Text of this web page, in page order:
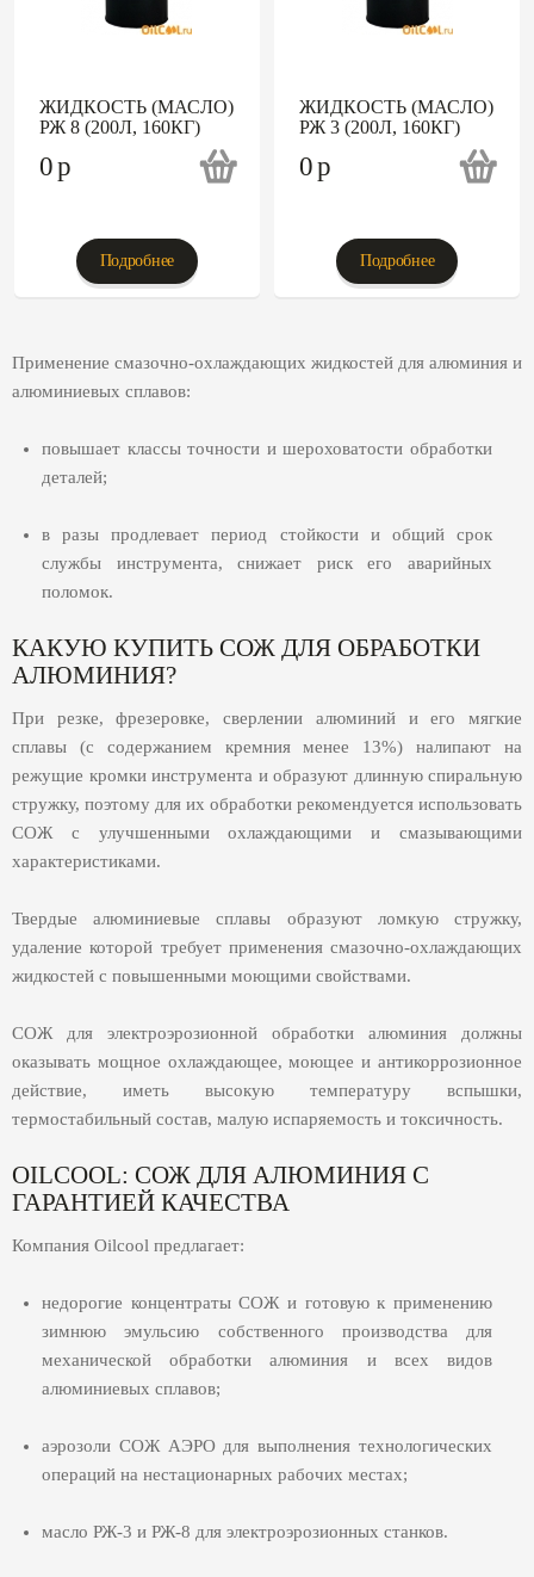
ЖИДКОСТЬ (МАСЛО)
РЖ 8 (200Л, 160КГ)
0p
Подробнее
ЖИДКОСТЬ (МАСЛО)
РЖ 3 (200Л, 160КГ)
0p
Подробнее
Применение смазочно-охлаждающих жидкостей для алюминия и
алюминиевых сплавов:
повышает классы точности и шероховатости обработки
деталей;
в разы продлевает период стойкости и общий срок
службы инструмента, снижает риск его аварийных
поломок.
КАКУЮ КУПИТЬ СОЖ ДЛЯ ОБРАБОТКИ
АЛЮМИНИЯ?
При резке, фрезеровке, сверлении алюминий и его мягкие
сплавы (с содержанием кремния менее 13%) налипают на
режущие кромки инструмента и образуют длинную спиральную
стружку, поэтому для их обработки рекомендуется использовать
СОЖ с улучшенными охлаждающими и смазывающими
характеристиками.
Твердые алюминиевые сплавы образуют ломкую стружку,
удаление которой требует применения смазочно-охлаждающих
жидкостей с повышенными моющими свойствами.
СОЖ для электроэрозионной обработки алюминия должны
оказывать мощное охлаждающее, моющее и антикоррозионное
действие, иметь высокую температуру вспышки,
термостабильный состав, малую испаряемость и токсичность.
OILСOOL: СОЖ ДЛЯ АЛЮМИНИЯ С
ГАРАНТИЕЙ КАЧЕСТВА
Компания Oilсool предлагает:
недорогие концентраты СОЖ и готовую к применению
зимнюю эмульсию собственного производства для
механической обработки алюминия и всех видов
алюминиевых сплавов;
аэрозоли СОЖ АЭРО для выполнения технологических
операций на нестационарных рабочих местах;
масло РЖ-3 и РЖ-8 для электроэрозионных станков.